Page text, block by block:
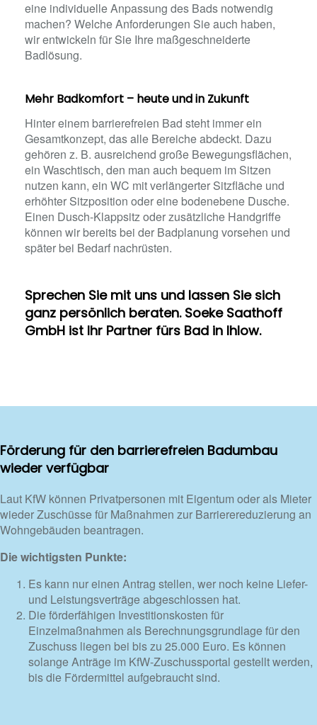
eine individuelle Anpassung des Bads notwendig
machen? Welche Anforderungen Sie auch haben,
wir entwickeln für Sie Ihre maßgeschneiderte
Badlösung.
Mehr Badkomfort – heute und in Zukunft
Hinter einem barrierefreien Bad steht immer ein
Gesamtkonzept, das alle Bereiche abdeckt. Dazu
gehören z. B. ausreichend große Bewegungsflächen,
ein Waschtisch, den man auch bequem im Sitzen
nutzen kann, ein WC mit verlängerter Sitzfläche und
erhöhter Sitzposition oder eine bodenebene Dusche.
Einen Dusch-Klappsitz oder zusätzliche Handgriffe
können wir bereits bei der Badplanung vorsehen und
später bei Bedarf nachrüsten.
Sprechen Sie mit uns und lassen Sie sich
ganz persönlich beraten. Soeke Saathoff
GmbH ist Ihr Partner fürs Bad in Ihlow.
Förderung für den barrierefreien Badumbau
wieder verfügbar
Laut KfW können Privatpersonen mit Eigentum oder als Mieter
wieder Zuschüsse für Maßnahmen zur Barrierereduzierung an
Wohngebäuden beantragen.
Die wichtigsten Punkte:
Es kann nur einen Antrag stellen, wer noch keine Liefer-
und Leistungsverträge abgeschlossen hat.
Die förderfähigen Investitionskosten für
Einzelmaßnahmen als Berechnungsgrundlage für den
Zuschuss liegen bei bis zu 25.000 Euro. Es können
solange Anträge im KfW-Zuschussportal gestellt werden,
bis die Fördermittel aufgebraucht sind.